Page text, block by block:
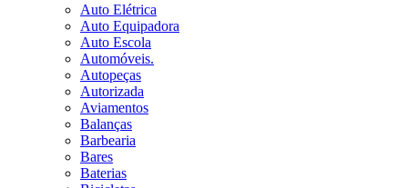
Auto Elétrica
Auto Equipadora
Auto Escola
Automóveis.
Autopeças
Autorizada
Aviamentos
Balanças
Barbearia
Bares
Baterias